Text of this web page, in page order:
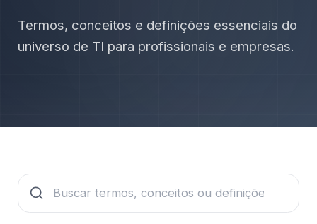
Termos, conceitos e definições essenciais do
universo de TI para profissionais e empresas.